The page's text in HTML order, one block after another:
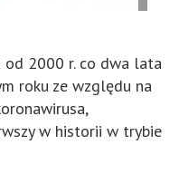
od 2000 r. co dwa lata
roku ze względu na
w historii w trybie